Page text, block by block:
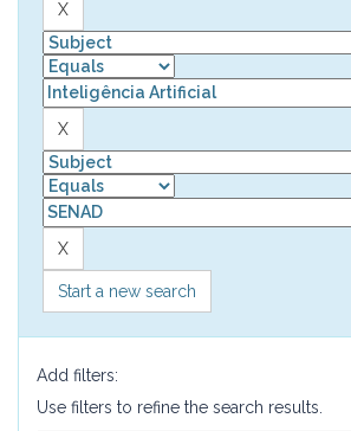
Start a new search
Add filters:
Use filters to refine the search results.